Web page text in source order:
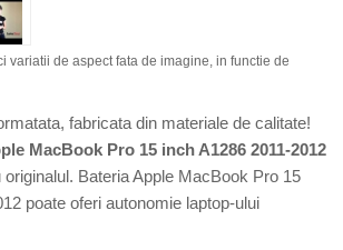
variatii de aspect fata de imagine, in functie de
fabricata din materiale de calitate!
MacBook Pro 15 inch A1286 2011-2012
Bateria Apple MacBook Pro 15
poate oferi autonomie laptop-ului